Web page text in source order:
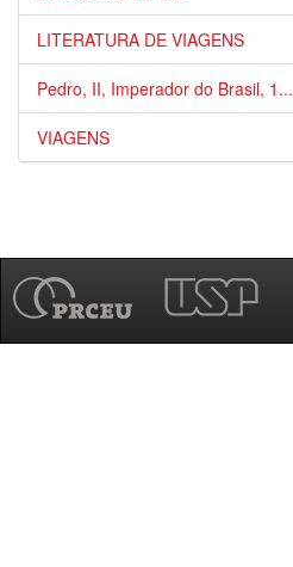
LITERATURA DE VIAGENS
Pedro, II, Imperador do Brasil, 1...
VIAGENS